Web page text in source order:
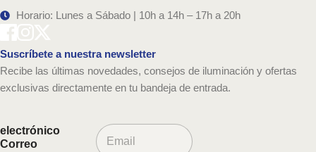
Horario: Lunes a Sábado | 10h a 14h – 17h a 20h
Suscríbete a nuestra newsletter
Recibe las últimas novedades, consejos de iluminación y ofertas
exclusivas directamente en tu bandeja de entrada.
electrónico
Correo
C
o